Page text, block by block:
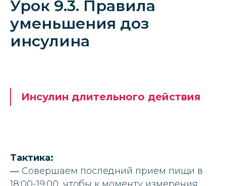
Урок 9.3. Правила
уменьшения доз
инсулина
Инсулин длительного действия
Тактика:
― Совершаем последний прием пищи в